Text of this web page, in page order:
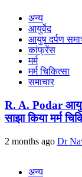
अन्य
आयुर्वेद
आयुष दर्पण
कांफ्रेंस
मर्म
मर्म चिकित्सा
समाचार
R. A. Podar
साझा किया मर्म
2 months ago Dr
अन्य